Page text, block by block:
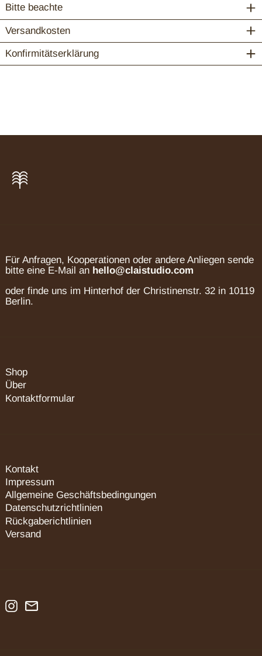
Bitte beachte
Versandkosten
Konfirmitätserklärung
Für Anfragen, Kooperationen oder andere Anliegen sende
bitte eine E-Mail an hello@claistudio.com
oder finde uns im Hinterhof der Christinenstr. 32 in 10119
Berlin.
Shop
Über
Kontaktformular
Kontakt
Impressum
Allgemeine Geschäftsbedingungen
Datenschutzrichtlinien
Rückgaberichtlinien
Versand
Instagram
Email
Estland (EUR €)
Finnland (EUR €)
Frankreich (EUR €)
Litauen (EUR €)
Polen (PLN zł)
Portugal (EUR €)
Rumänien (RON Lei)